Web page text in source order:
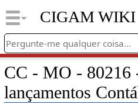
CIGAM WIKI
CC - MO - 80216
lançamentos